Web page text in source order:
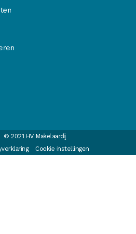
© 2021 HV Makelaardij
Cookie instellingen